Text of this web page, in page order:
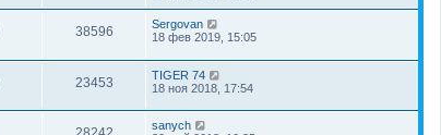
38596
Sergovan
18 фев 2019, 15:05
23453
TIGER 74
18 ноя 2018, 17:54
sanych